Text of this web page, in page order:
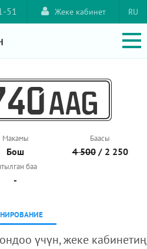
51 RU
Жеке кабинет
AAG
Макамы
Бош
Баасы
4 500/ 2 250
баа
-
үчүн, жеке